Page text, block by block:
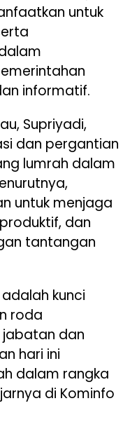
untuk
informatif.
Supriyadi,
dan pergantian
lumrah dalam
untuk menjaga
dan
tantangan
kunci
roda
jabatan dan
hari ini
dalam rangka
di Kominfo